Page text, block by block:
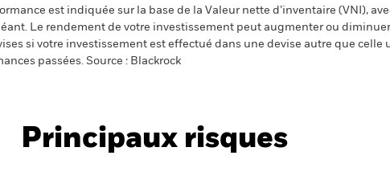
est indiquée sur la base de la Valeur nette d’inventaire (VNI),
Le rendement de votre investissement peut augmenter ou
si votre investissement est effectué dans une devise autre que celle
passées. Source : Blackrock
Principaux risques